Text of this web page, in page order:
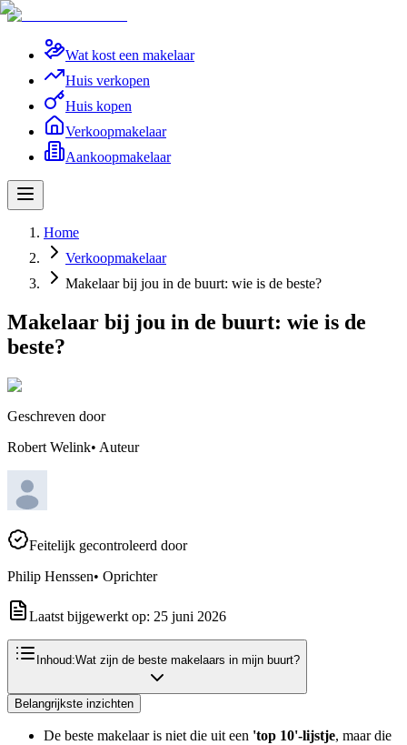
Wat kost een makelaar
Huis verkopen
Huis kopen
Verkoopmakelaar
Aankoopmakelaar
Home
Verkoopmakelaar
Makelaar bij jou in de buurt: wie is de beste?
Makelaar bij jou in de buurt: wie is de
beste?
Geschreven door
Robert Welink• Auteur
Feitelijk gecontroleerd door
Philip Henssen• Oprichter
Laatst bijgewerkt op: 25 juni 2026
Inhoud:Wat zijn de beste makelaars in mijn buurt?
Belangrijkste inzichten
De beste makelaar is niet die uit een 'top 10'-lijstje, maar die